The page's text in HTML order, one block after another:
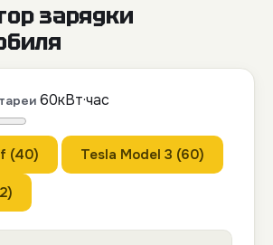
зарядки
60кВт·час
(40) Tesla Model 3 (60)